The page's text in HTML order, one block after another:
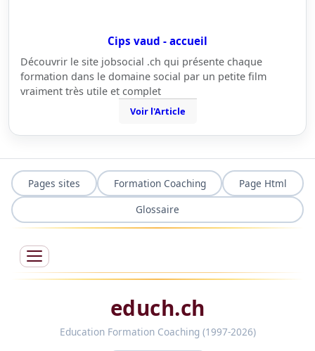
Cips vaud - accueil
Découvrir le site jobsocial .ch qui présente chaque
formation dans le domaine social par un petite film
vraiment très utile et complet
Voir l'Article
Pages sites Formation Coaching
Page Html
Glossaire
educh.ch
Education Formation Coaching (1997-2026)